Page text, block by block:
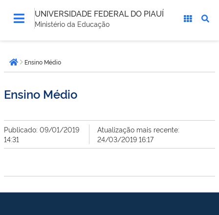
UNIVERSIDADE FEDERAL DO PIAUÍ
Ministério da Educação
está
aqui:Página inicial
Ensino Médio
Ensino Médio
Publicado: 09/01/2019
14:31
Atualização mais recente:
24/03/2019 16:17